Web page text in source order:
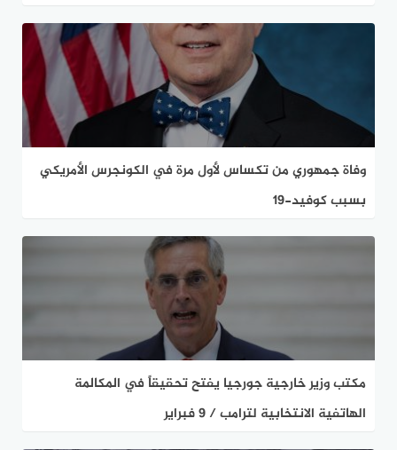
وفاة جمهوري من تكساس لأول مرة في الكونجرس الأمريكي
بسبب كوفيد-19
مكتب وزير خارجية جورجيا يفتح تحقيقاً في المكالمة
الهاتفية الانتخابية لترامب / 9 فبراير